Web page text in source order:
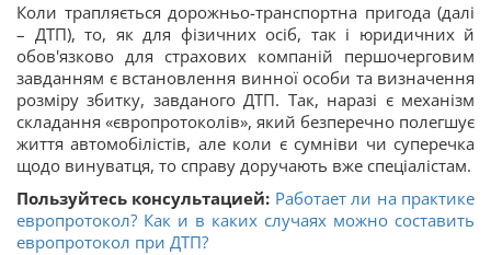
Коли трапляється дорожньо-транспортна пригода (далі
– ДТП), то, як для фізичних осіб, так і юридичних й
обов'язково для страхових компаній першочерговим
завданням є встановлення винної особи та визначення
розміру збитку, завданого ДТП. Так, наразі є механізм
складання «європротоколів», який безперечно полегшує
життя автомобілістів, але коли є сумніви чи суперечка
щодо винуватця, то справу доручають вже спеціалістам.
Пользуйтесь консультацией: Работает ли на практике
европротокол? Как и в каких случаях можно составить
европротокол при ДТП?